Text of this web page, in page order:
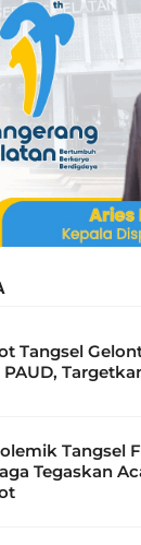
Tangsel
Tangsel
Tegaskan